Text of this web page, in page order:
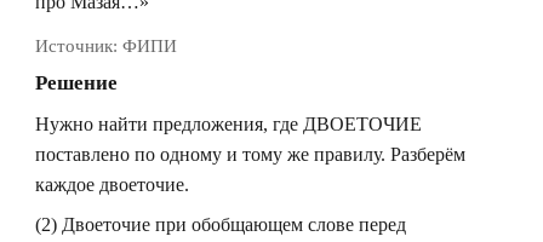
Источник: ФИПИ
Решение
Нужно найти предложения, где ДВОЕТОЧИЕ
поставлено по одному и тому же правилу. Разберём
каждое двоеточие.
(2) Двоеточие при обобщающем слове перед